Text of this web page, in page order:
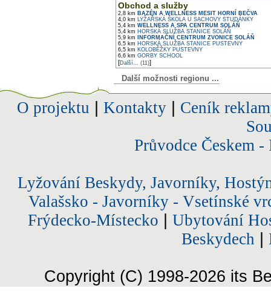
Obchod a služby
2,8 km BAZÉN A WELLNESS MESIT HORNÍ BEČVA
4,0 km LYŽAŘSKÁ ŠKOLA U SACHOVY STUDÁNKY
5,4 km WELLNESS A SPA CENTRUM SOLÁŇ
5,4 km HORSKÁ SLUŽBA STANICE SOLÁŇ
5,9 km
INFORMAČNÍ CENTRUM ZVONICE SOLÁŇ
6,5 km HORSKÁ SLUŽBA STANICE PUSTEVNY
6,5 km KOLOBĚŽKY PUSTEVNY
6,6 km GORBY SCHOOL
[Další... (11)]
Další možnosti regionu ...
O projektu Kontakty| Ceník
Průvodce Českem
Lyžování Beskydy, Javorníky,
Valašsko - Javorníky - Vsetínské
Frýdecko-Místecko
Ubytování
Beskydech
Copyright (C) 1998-2026 its